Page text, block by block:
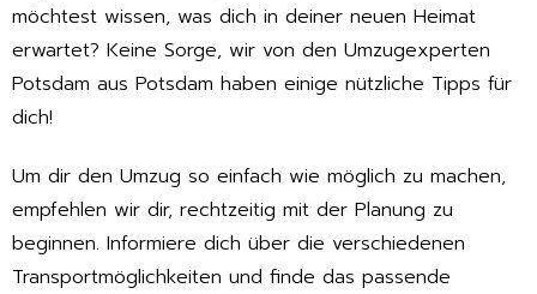
möchtest wissen, was dich in deiner neuen Heimat
erwartet? Keine Sorge, wir von den Umzugexperten
Potsdam aus Potsdam haben einige nützliche Tipps für
dich!
Um dir den Umzug so einfach wie möglich zu machen,
empfehlen wir dir, rechtzeitig mit der Planung zu
beginnen. Informiere dich über die verschiedenen
Transportmöglichkeiten und finde das passende